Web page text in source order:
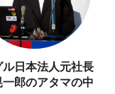
ル日本法人元社長
一郎のアタマの中